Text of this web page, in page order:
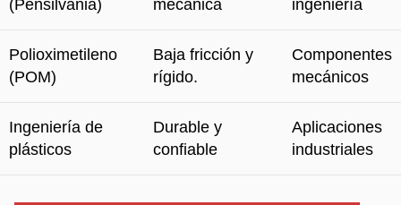
(Pensilvania)
mecánica
ingeniería
Polioximetileno
(POM)
Baja fricción y
rígido.
Componentes
mecánicos
Ingeniería de
plásticos
Durable y
confiable
Aplicaciones
industriales